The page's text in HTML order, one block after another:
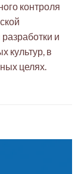
контроля
и
культур, в
целях.